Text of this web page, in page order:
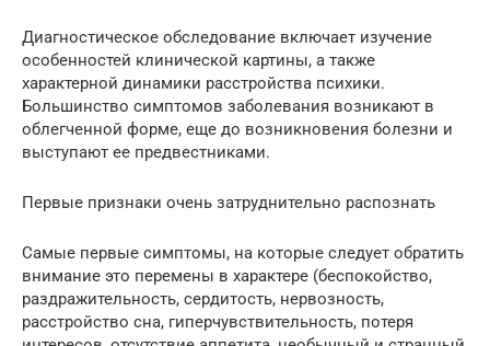
Диагностическое обследование включает изучение
особенностей клинической картины, а также
характерной динамики расстройства психики.
Большинство симптомов заболевания возникают в
облегченной форме, еще до возникновения болезни и
выступают ее предвестниками.
Первые признаки очень затруднительно распознать
Самые первые симптомы, на которые следует обратить
внимание это перемены в характере (беспокойство,
раздражительность, сердитость, нервозность,
расстройство сна, гиперчувствительность, потеря